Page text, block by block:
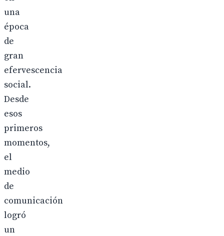
una
época
de
gran
efervescencia
social.
Desde
esos
primeros
momentos,
el
medio
de
comunicación
logró
un